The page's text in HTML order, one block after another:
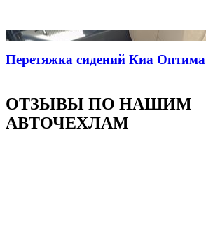
Перетяжка сидений Киа Оптима
ОТЗЫВЫ ПО НАШИМ
АВТОЧЕХЛАМ